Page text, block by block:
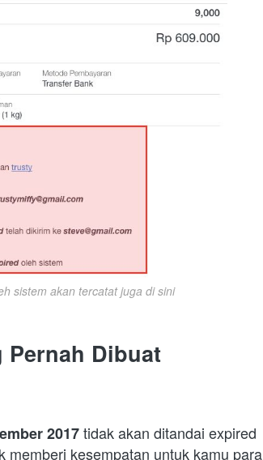
sistem akan tercatat juga di sini
Pernah Dibuat
2017 tidak akan ditandai expired
kesempatan untuk kamu para